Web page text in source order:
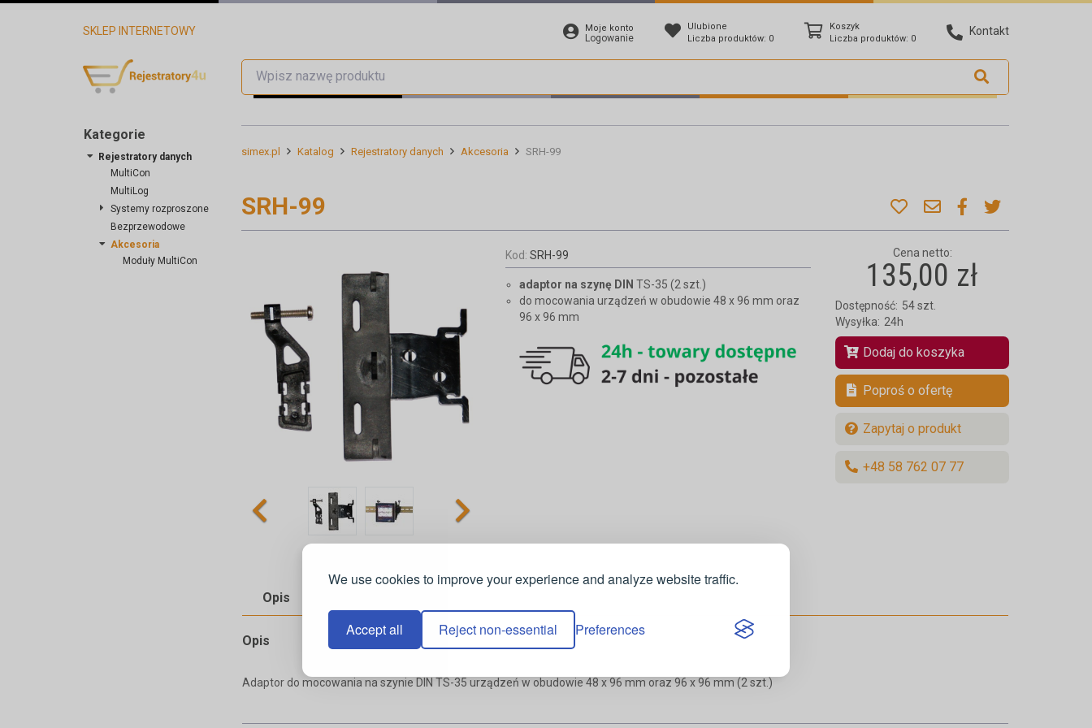
We use cookies to improve your experience and analyze website traffic.
Accept all Reject non-essential Preferences
SKLEP INTERNETOWY Moje konto
Logowanie
Ulubione
Liczba produktów: 0
Koszyk
Liczba produktów: 0
Kontakt
Kategorie
Rejestratory danych
MultiCon
MultiLog
Systemy rozproszone
Bezprzewodowe
Akcesoria
Moduły MultiCon
simex.pl Katalog Rejestratory danych Akcesoria SRH-99
SRH-99
Kod: SRH-99
adaptor na szynę DIN TS-35 (2 szt.)
do mocowania urządzeń w obudowie 48 x 96 mm oraz
96 x 96 mm
Cena netto:
135,00 zł
Dostępność: 54 szt.
Wysyłka: 24h
Dodaj do koszyka
Poproś o ofertę
Zapytaj o produkt
+48 58 762 07 77
Opis
Opis
Adaptor do mocowania na szynie DIN TS-35 urządzeń w obudowie 48 x 96 mm oraz 96 x 96 mm (2 szt.)